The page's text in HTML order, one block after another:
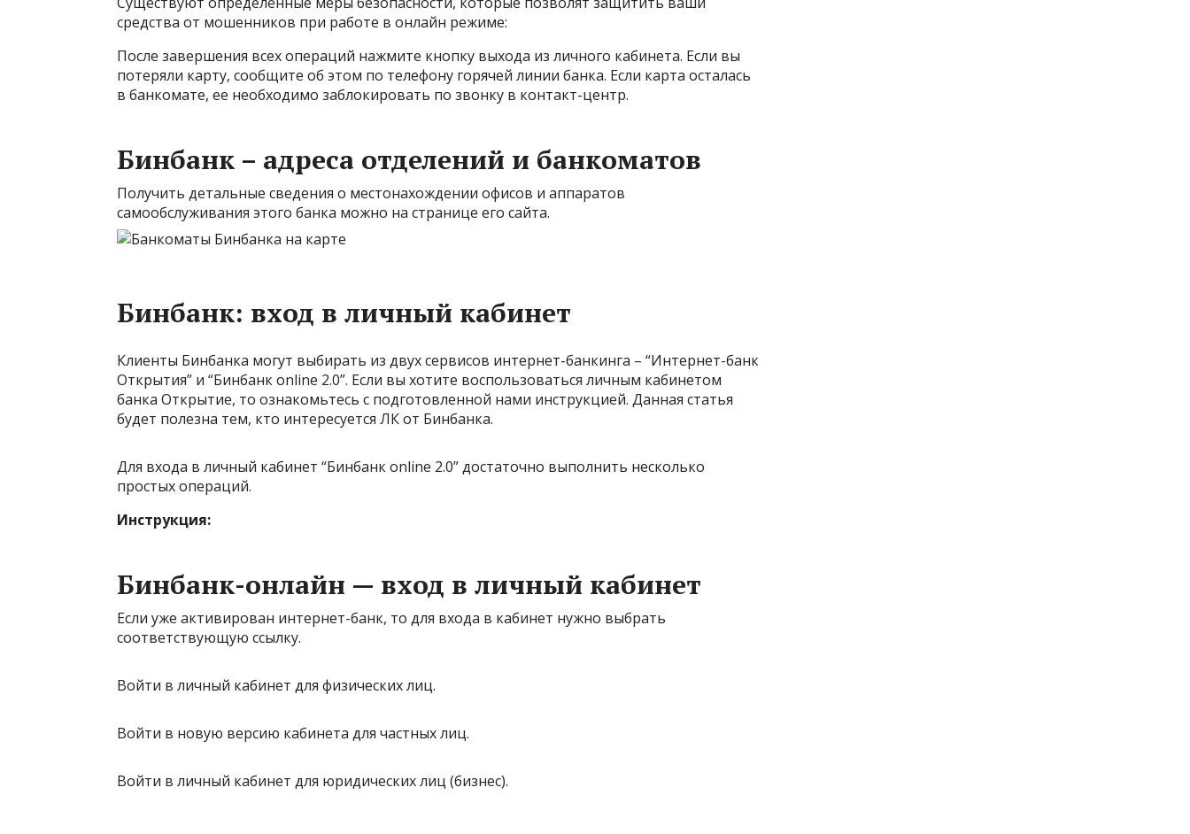
средства от мошенников при работе в онлайн режиме:
После завершения всех операций нажмите кнопку выхода из личного кабинета. Если вы
потеряли карту, сообщите об этом по телефону горячей линии банка. Если карта осталась
в банкомате, ее необходимо заблокировать по звонку в контакт-центр.
Бинбанк – адреса отделений и банкоматов
Получить детальные сведения о местонахождении офисов и аппаратов
самообслуживания этого банка можно на странице его сайта.
Бинбанк: вход в личный кабинет
Клиенты Бинбанка могут выбирать из двух сервисов интернет-банкинга – “Интернет-банк
Открытия” и “Бинбанк online 2.0”. Если вы хотите воспользоваться личным кабинетом
банка Открытие, то ознакомьтесь с подготовленной нами инструкцией. Данная статья
будет полезна тем, кто интересуется ЛК от Бинбанка.
Для входа в личный кабинет “Бинбанк online 2.0” достаточно выполнить несколько
простых операций.
Инструкция:
Бинбанк-онлайн — вход в личный кабинет
Если уже активирован интернет-банк, то для входа в кабинет нужно выбрать
соответствующую ссылку.
Войти в личный кабинет для физических лиц.
Войти в новую версию кабинета для частных лиц.
Войти в личный кабинет для юридических лиц (бизнес).